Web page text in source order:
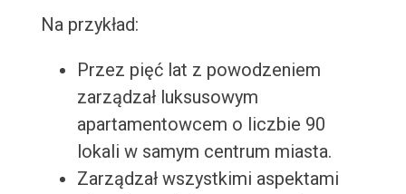
Na przykład:
Przez pięć lat z powodzeniem
zarządzał luksusowym
apartamentowcem o liczbie 90
lokali w samym centrum miasta.
Zarządzał wszystkimi aspektami